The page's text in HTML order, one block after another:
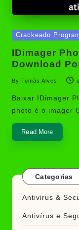
Posted
Crackeado
IDimager
Download
Posted
by
By Tomás Alves
Baixar IDimager
photo é o imager
Read More
Categorias
Antivirus &
Antivírus e